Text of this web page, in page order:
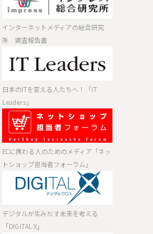
インターネットメディアの総合研究
所 調査報告書
日本のITを変える人たちへ！「IT
Leaders」
ECに携わる人のためのメディア「ネッ
トショップ担当者フォーラム」
デジタルが生みだす未来を考える
「DIGITAL X」